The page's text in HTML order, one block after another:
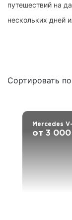
путешествий на
нескольких дней
Сортировать по
Mercedes
от 3